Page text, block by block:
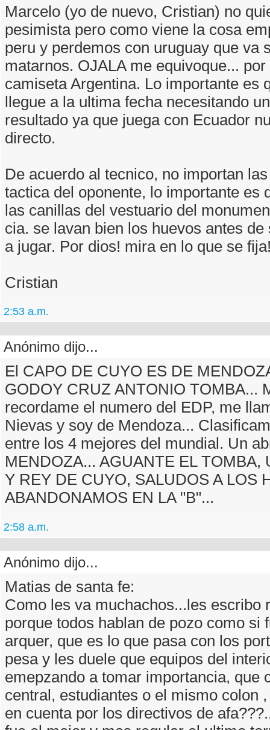
Marcelo (yo de nuevo, Cristian) no
pesimista pero como viene la cosa
peru y perdemos con uruguay que va
matarnos. OJALA me equivoque...
camiseta Argentina. Lo importante es
llegue a la ultima fecha necesitando
resultado ya que juega con Ecuador
directo.
De acuerdo al tecnico, no importan
tactica del oponente, lo importante es
las canillas del vestuario del
cia. se lavan bien los huevos antes
a jugar. Por dios! mira en lo que se
Cristian
2:53 a.m.
Anónimo dijo...
El CAPO DE CUYO ES DE
GODOY CRUZ ANTONIO TOMBA...
recordame el numero del EDP, me
Nievas y soy de Mendoza...
entre los 4 mejores del mundial. Un
MENDOZA... AGUANTE EL TOMBA,
Y REY DE CUYO, SALUDOS A LOS
ABANDONAMOS EN LA "B"...
2:58 a.m.
Anónimo dijo...
Matias de santa fe:
Como les va muchachos...les escribo
porque todos hablan de pozo como si
arquer, que es lo que pasa con los
pesa y les duele que equipos del
emepzando a tomar importancia, que
central, estudiantes o el mismo colon
en cuenta por los directivos de